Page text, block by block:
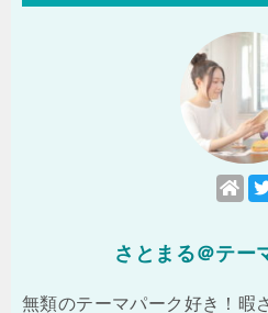
さとまる＠テー
無類のテーマパーク好き！暇